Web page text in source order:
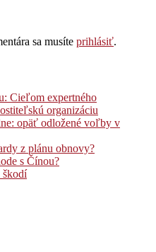
sa musíte prihlásiť.
Cieľom expertného
organizáciu
opäť odložené voľby v
z plánu obnovy?
s Čínou?
škodí